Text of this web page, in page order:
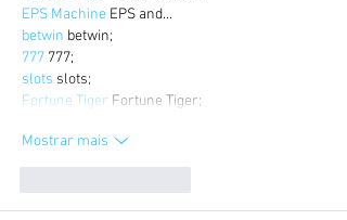
EPS Machine EPS and…
betwin betwin;
777 777;
slots slots;
Fortune Tiger Fortune Tiger;
Mostrar mais